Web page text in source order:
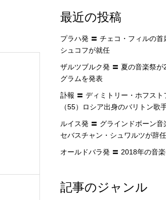
最近の投稿
プラハ発 〓 チェコ・フィルの首
シュコフが就任
ザルツブルク発 〓 夏の音楽祭が
グラムを発表
訃報 〓 ディミトリー・ホフスト
（55）ロシア出身のバリトン歌
ルイス発 〓 グラインドボーン音
セバスチャン・シュワルツが辞任
オールドバラ発 〓 2018年の音
記事のジャンル